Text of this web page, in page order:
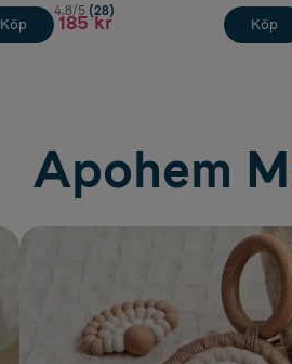
Köp
4.8/5 (28)
185 kr Köp
Apohem